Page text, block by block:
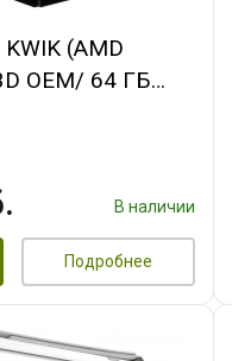
(AMD
OEM/ 64 ГБ
GAMINGPRO
В наличии
Подробнее